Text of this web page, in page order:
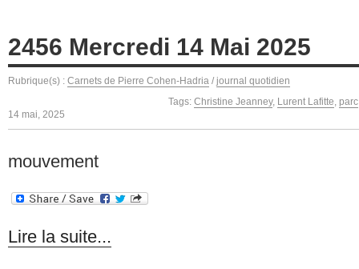
2456 Mercredi 14 Mai 2025
Rubrique(s) : Carnets de Pierre Cohen-Hadria / journal quotidien
Tags: Christine Jeanney, Lurent Lafitte, parc
14 mai, 2025
mouvement
Lire la suite...